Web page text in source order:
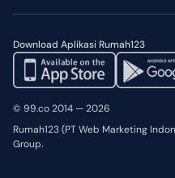
Download Aplikasi Rumah123
© 99.co 2014 — 2026
Rumah123 (PT Web Marketing
Group.